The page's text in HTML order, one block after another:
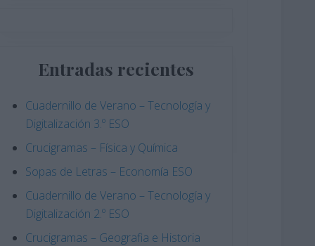
Entradas recientes
Cuadernillo de Verano – Tecnología y
Digitalización 3.º ESO
Crucigramas – Física y Química
Sopas de Letras – Economía ESO
Cuadernillo de Verano – Tecnología y
Digitalización 2.º ESO
Crucigramas – Geografia e Historia